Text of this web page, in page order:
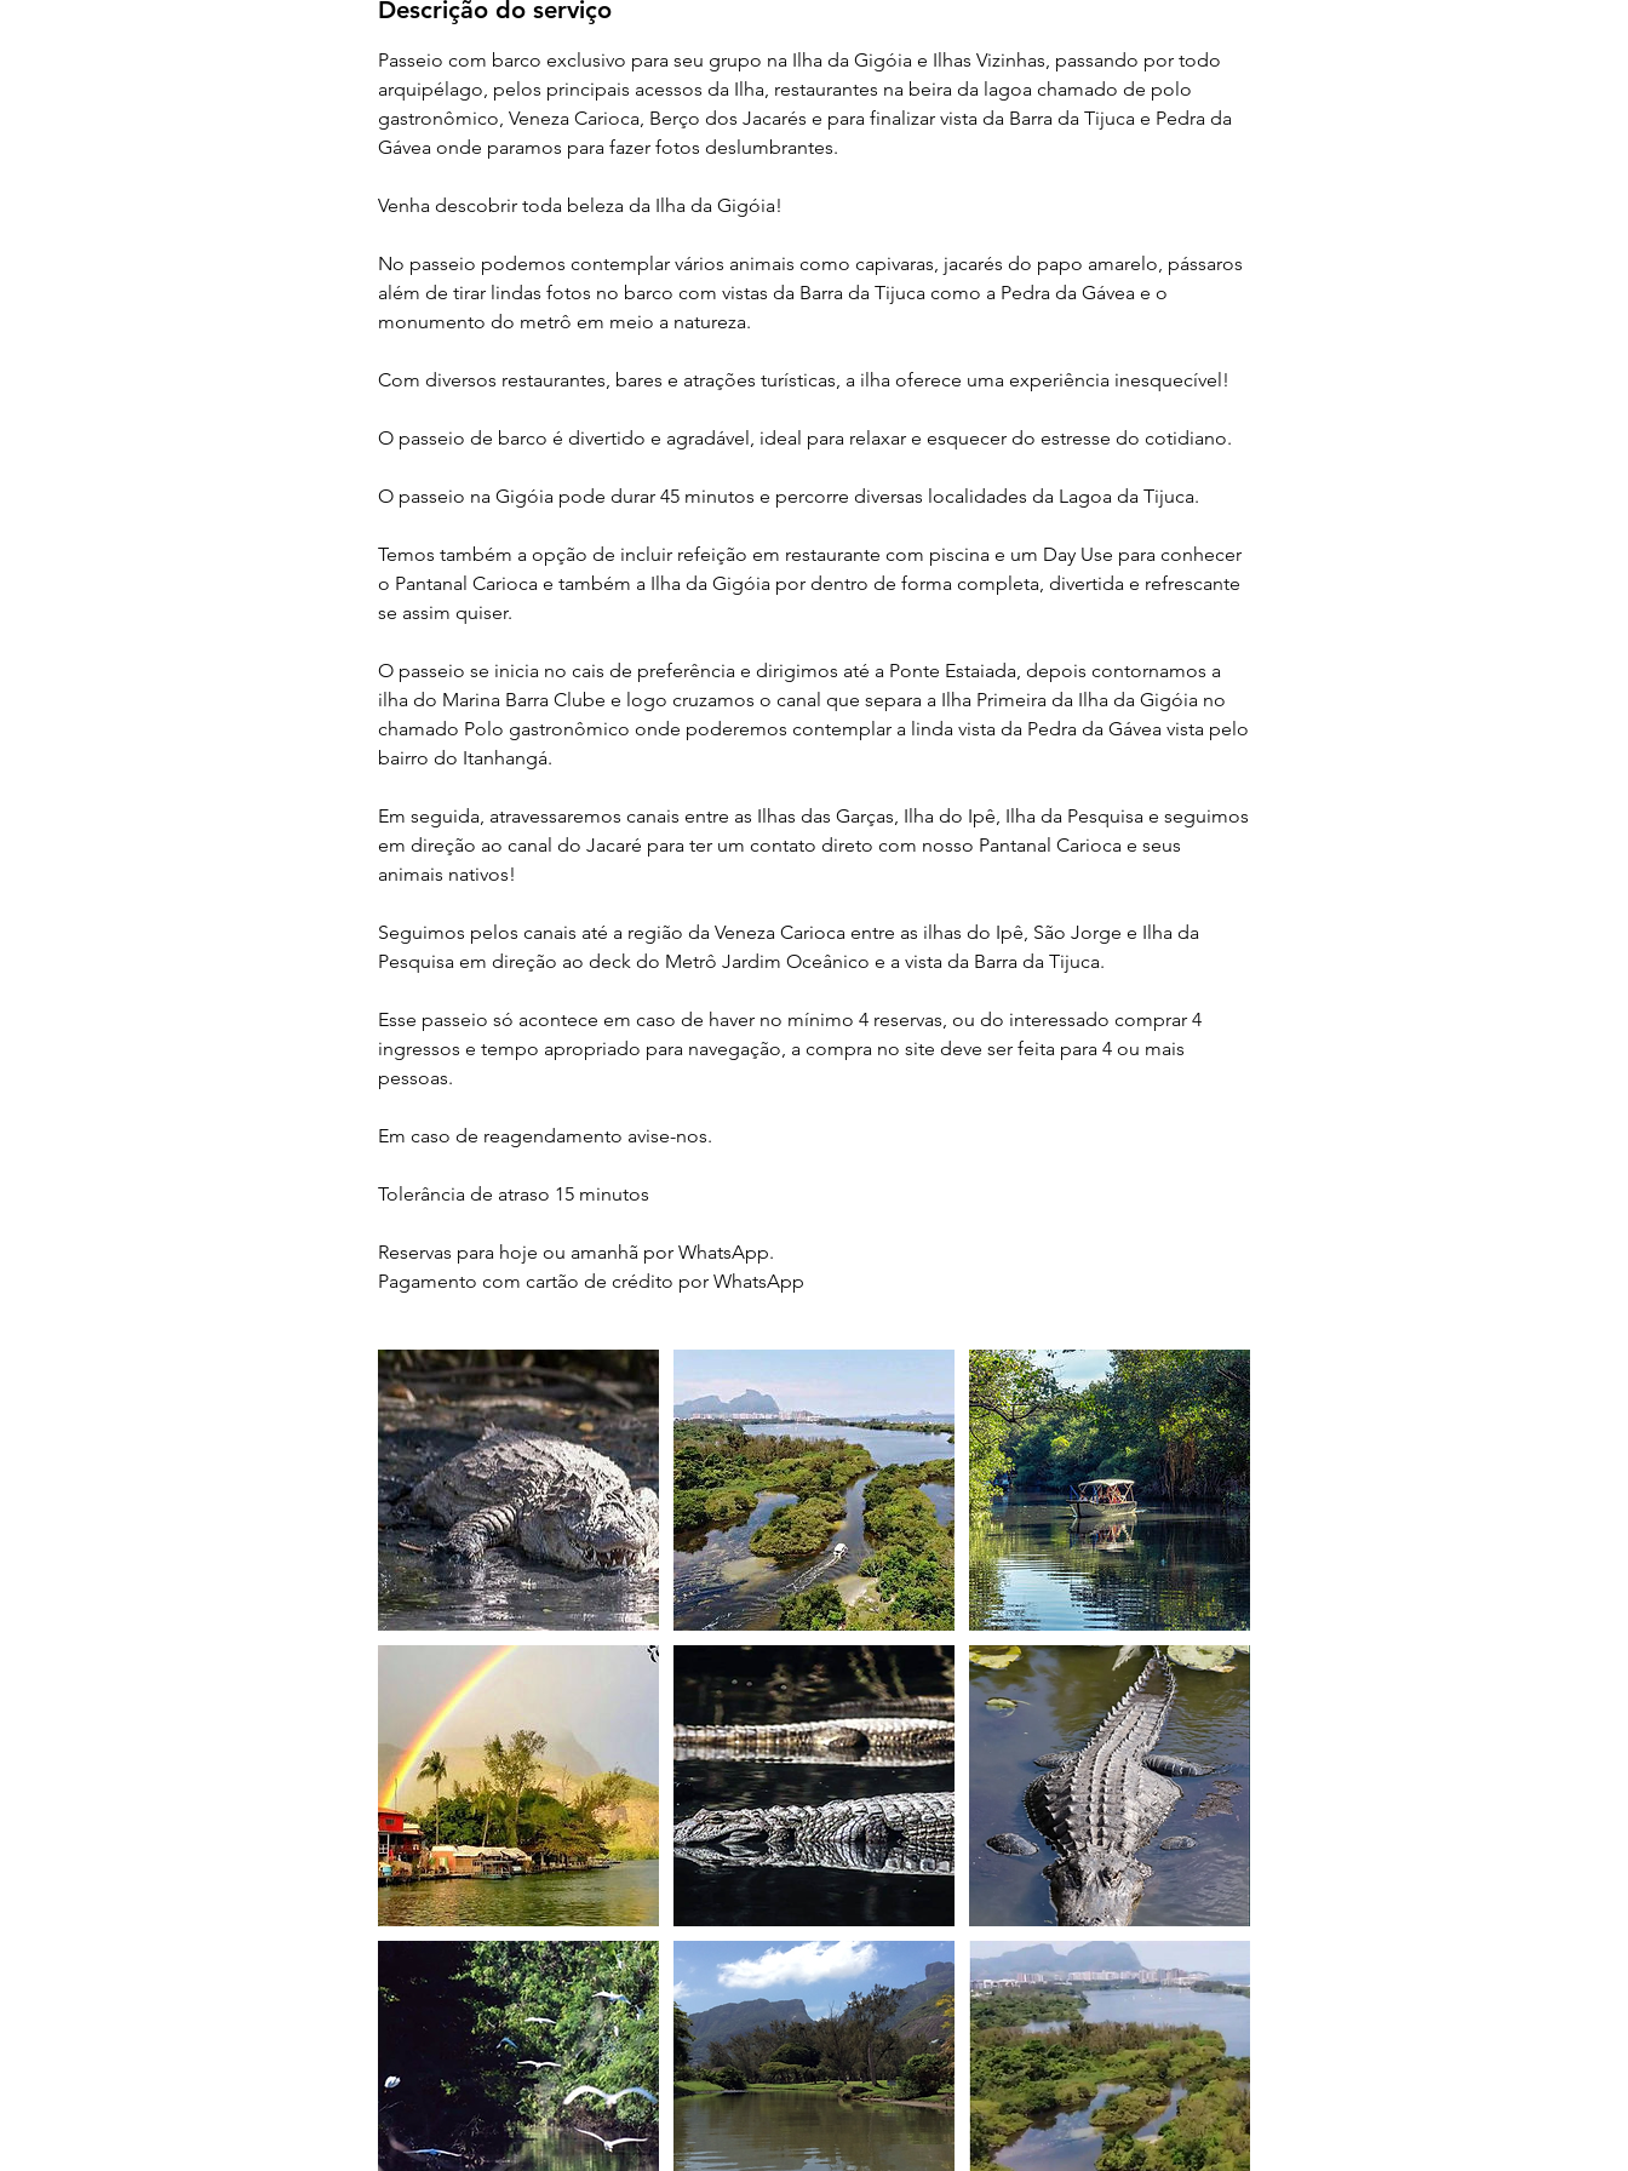
Descrição do serviço
Passeio com barco exclusivo para seu grupo na Ilha da Gigóia e Ilhas Vizinhas, passando por todo
arquipélago, pelos principais acessos da Ilha, restaurantes na beira da lagoa chamado de polo
gastronômico, Veneza Carioca, Berço dos Jacarés e para finalizar vista da Barra da Tijuca e Pedra da
Gávea onde paramos para fazer fotos deslumbrantes.
Venha descobrir toda beleza da Ilha da Gigóia!
No passeio podemos contemplar vários animais como capivaras, jacarés do papo amarelo, pássaros
além de tirar lindas fotos no barco com vistas da Barra da Tijuca como a Pedra da Gávea e o
monumento do metrô em meio a natureza.
Com diversos restaurantes, bares e atrações turísticas, a ilha oferece uma experiência inesquecível!
O passeio de barco é divertido e agradável, ideal para relaxar e esquecer do estresse do cotidiano.
O passeio na Gigóia pode durar 45 minutos e percorre diversas localidades da Lagoa da Tijuca.
Temos também a opção de incluir refeição em restaurante com piscina e um Day Use para conhecer
o Pantanal Carioca e também a Ilha da Gigóia por dentro de forma completa, divertida e refrescante
se assim quiser.
O passeio se inicia no cais de preferência e dirigimos até a Ponte Estaiada, depois contornamos a
ilha do Marina Barra Clube e logo cruzamos o canal que separa a Ilha Primeira da Ilha da Gigóia no
chamado Polo gastronômico onde poderemos contemplar a linda vista da Pedra da Gávea vista pelo
bairro do Itanhangá.
Em seguida, atravessaremos canais entre as Ilhas das Garças, Ilha do Ipê, Ilha da Pesquisa e seguimos
em direção ao canal do Jacaré para ter um contato direto com nosso Pantanal Carioca e seus
animais nativos!
Seguimos pelos canais até a região da Veneza Carioca entre as ilhas do Ipê, São Jorge e Ilha da
Pesquisa em direção ao deck do Metrô Jardim Oceânico e a vista da Barra da Tijuca.
Esse passeio só acontece em caso de haver no mínimo 4 reservas, ou do interessado comprar 4
ingressos e tempo apropriado para navegação, a compra no site deve ser feita para 4 ou mais
pessoas.
Em caso de reagendamento avise-nos.​
Tolerância de atraso 15 minutos
Reservas para hoje ou amanhã por WhatsApp.
Pagamento com cartão de crédito por WhatsApp